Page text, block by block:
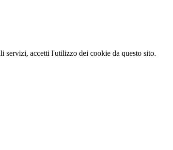
accetti l'utilizzo dei cookie da questo sito.